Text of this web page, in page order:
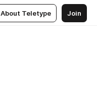
About Teletype Join